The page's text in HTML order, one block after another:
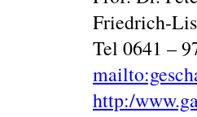
Friedrich-
Tel 0641 –
http:/